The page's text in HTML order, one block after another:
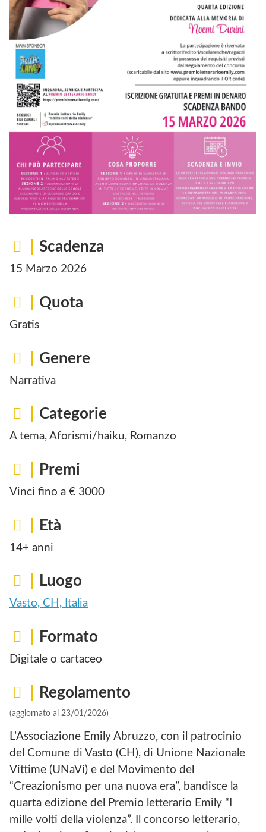
Scadenza
15 Marzo 2026
Quota
Gratis
Genere
Narrativa
Categorie
A tema, Aforismi/haiku, Romanzo
Premi
Vinci fino a € 3000
Età
14+ anni
Luogo
Vasto, CH, Italia
Formato
Digitale o cartaceo
Regolamento
(aggiornato al 23/01/2026)
L’Associazione Emily Abruzzo, con il patrocinio
del Comune di Vasto (CH), di Unione Nazionale
Vittime (UNaVi) e del Movimento del
“Creazionismo per una nuova era”, bandisce la
quarta edizione del Premio letterario Emily “I
mille volti della violenza”. Il concorso letterario,